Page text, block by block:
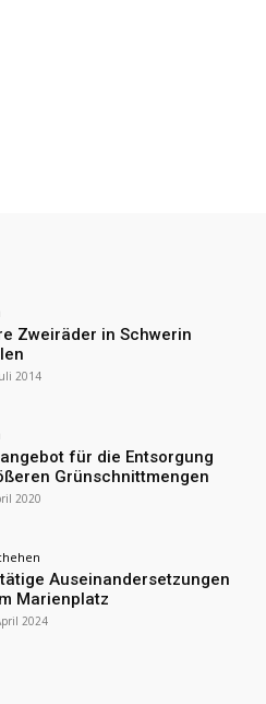
Zweiräder in Schwerin
2014
für die Entsorgung
Grünschnittmengen
2020
Auseinandersetzungen
Marienplatz
2024